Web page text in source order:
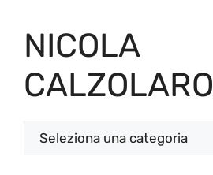
NICOLA
CALZOLARO
Categorie